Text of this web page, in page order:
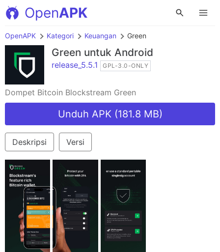
OpenAPK
OpenAPK Kategori Keuangan Green
Green untuk Android
release_5.5.1 GPL-3.0-ONLY
Dompet Bitcoin Blockstream Green
Unduh APK (181.8 MB)
Deskripsi Versi